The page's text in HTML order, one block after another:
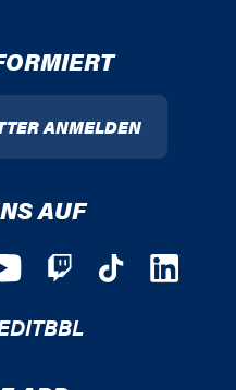
ANMELDEN
AUF